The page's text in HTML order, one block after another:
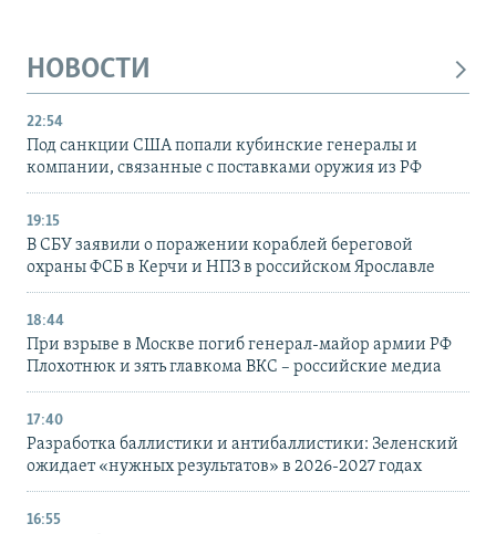
НОВОСТИ
22:54
Под санкции США попали кубинские генералы и
компании, связанные с поставками оружия из РФ
19:15
В СБУ заявили о поражении кораблей береговой
охраны ФСБ в Керчи и НПЗ в российском Ярославле
18:44
При взрыве в Москве погиб генерал-майор армии РФ
Плохотнюк и зять главкома ВКС – российские медиа
17:40
Разработка баллистики и антибаллистики: Зеленский
ожидает «нужных результатов» в 2026-2027 годах
16:55